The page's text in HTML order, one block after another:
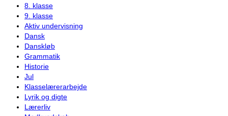
8. klasse
9. klasse
Aktiv undervisning
Dansk
Danskløb
Grammatik
Historie
Jul
Klasselærerarbejde
Lyrik og digte
Lærerliv